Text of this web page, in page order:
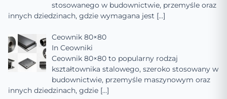
stosowanego w budownictwie, przemyśle oraz
innych dziedzinach, gdzie wymagana jest […]
Ceownik 80×80
In Ceowniki
Ceownik 80×80 to popularny rodzaj
kształtownika stalowego, szeroko stosowany w
budownictwie, przemyśle maszynowym oraz
innych dziedzinach, gdzie […]